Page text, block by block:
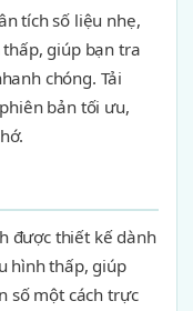
tích số liệu nhẹ,
giúp bạn tra
chóng. Tải
bản tối ưu,
được thiết kế dành
hình thấp, giúp
số một cách trực